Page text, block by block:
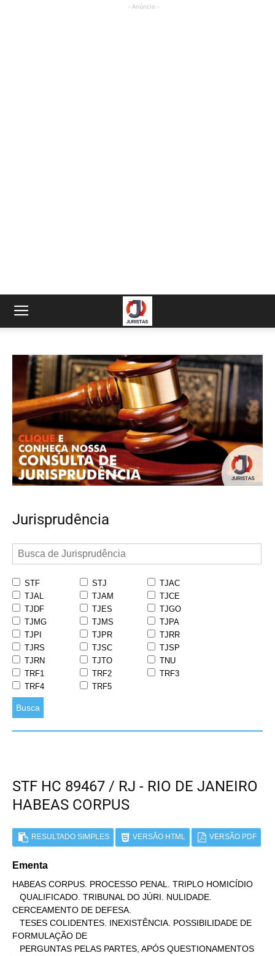
- Anúncio -
Jurisprudência
STF STJ
TJAC
TJAL
TJAM
TJCE
TJDF
TJES
TJGO
TJMG
TJMS
TJPA
TJPI
TJPR
TJRR
TJRS
TJSC
TJSP
TJRN
TJTO
TNU
TRF1
TRF2
TRF3
TRF4
TRF5
Busca
STF HC 89467 / RJ - RIO DE JANEIRO
HABEAS CORPUS
RESULTADO SIMPLES VERSÃO HTML VERSÃO PDF
Ementa
HABEAS CORPUS. PROCESSO PENAL. TRIPLO HOMICÍDIO
CERCEAMENTO DE DEFESA.
FORMULAÇÃO DE